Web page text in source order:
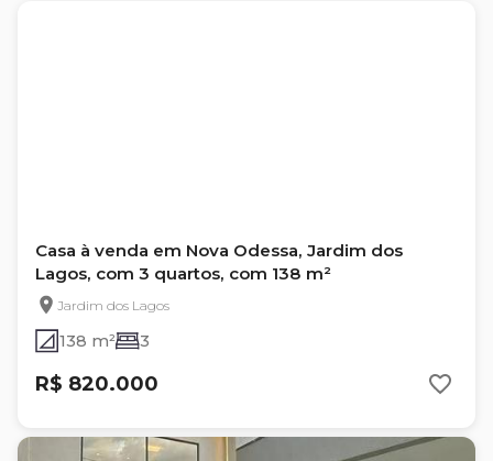
Casa à venda em Nova Odessa, Jardim dos
Lagos, com 3 quartos, com 138 m²
Jardim dos Lagos
138 m² 3
R$ 820.000